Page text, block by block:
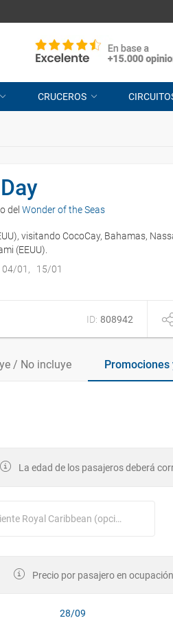
CRUCEROS
del Wonder of the Seas
visitando CocoCay, Bahamas,
(EEUU).
04/01 15/01
ID: 808942
Incluye / No incluye Promociones
La edad de los pasajeros deberá
Nº tarjeta cliente Royal Caribbean (opcional)
Precio por pasajero en
28/09